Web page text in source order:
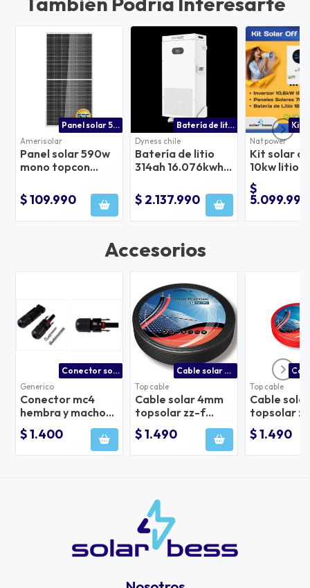
Panel solar 590w certificado sec chile
Amerisolar
Panel solar 590w
mono topcon
$ 109.990
Batería de litio dyness powerbrick sc 16.07 kwh 314ah | batería solar lifepo? chile
Dyness chile
Batería de litio
314ah 16.076kwh
powerbrick sc
$ 2.137.990
Nat power
Kit solar
10kw litio
inversor
$
5.099.990
Accesorios
Conector solar mc4 precio | despachamos a temuco y todo el país
Generico
Conector mc4
hembra y macho
(par)
$ 1.400
Cable solar 4mm topsolar zz-f negro
Top cable
Cable solar 4mm
topsolar zz-f
negro
$ 1.490
Top cable
Cable
topsolar
$ 1.490